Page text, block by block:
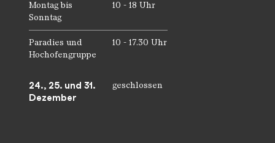
Montag bis
Sonntag
10 - 18 Uhr
Paradies und
Hochofengruppe
10 - 17.30 Uhr
24., 25. und 31.
Dezember
geschlossen